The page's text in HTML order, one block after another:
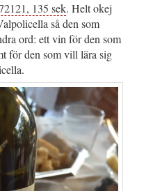
135 sek. Helt okej
så den som
ord: ett vin för den som
för den som vill lära sig